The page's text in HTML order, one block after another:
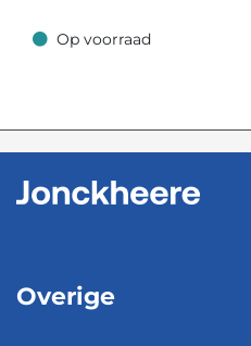
Op voorraad
Op voorraad
Overige